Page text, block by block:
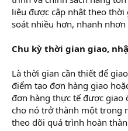
liệu được cập nhật theo
soát nhiều hơn, nhanh nhơn
Chu kỳ thời gian giao,
Là thời gian cần thiết để
điểm tạo đơn hàng giao
đơn hàng thực tế được giao
cho nó trở thành một trong
theo dõi quá trình hoàn